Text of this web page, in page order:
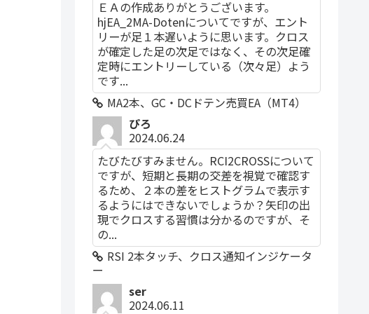
ＥＡの作成ありがとうございます。
hjEA_2MA-Dotenについてですが、エント
リーが足１本遅いように思います。クロス
が確定した足の次足ではなく、その次足確
定時にエントリーしている（次々足）よう
です...
MA2本、GC・DCドテン売買EA（MT4）
ぴろ
2024.06.24
たびたびすみません。RCI2CROSSについて
ですが、短期と長期の交差を視覚で確認す
るため、２本の差をヒストグラムで表示す
るようにはできないでしょうか？矢印の出
現でクロスする習慣は分かるのですが、そ
の...
RSI 2本タッチ、クロス通知インジケータ
ー
ser
2024.06.11